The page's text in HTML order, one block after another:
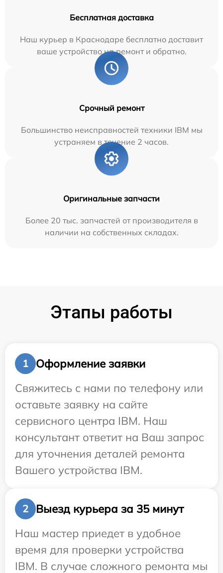
Бесплатная доставка
Наш курьер в Краснодаре бесплатно доставит
ваше устройство на ремонт и обратно.
Срочный ремонт
Большинство неисправностей техники IBM мы
устраняем в течение 2 часов.
Оригинальные запчасти
Более 20 тыс. запчастей от производителя в
наличии на собственных складах.
Этапы работы
1
Оформление заявки
Свяжитесь с нами по телефону или
оставьте заявку на сайте
сервисного центра IBM. Наш
консультант ответит на Ваш запрос
для уточнения деталей ремонта
Вашего устройства IBM.
2
Выезд курьера за 35 минут
Наш мастер приедет в удобное
время для проверки устройства
IBM. В случае сложного ремонта мы